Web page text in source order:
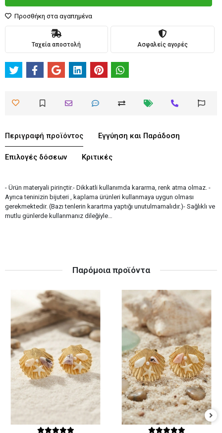
Προσθήκη στα αγαπημένα
Ταχεία αποστολή Ασφαλείς αγορές
Περιγραφή προϊόντος Εγγύηση και Παράδοση
Επιλογές δόσεων Κριτικές
- Ürün materyali pirinçtir.- Dikkatli kullanımda kararma, renk atma olmaz. -
Ayrıca teninizin bijuteri , kaplama ürünleri kullanmaya uygun olması
gerekmektedir. (Bazı tenlerin karartma yaptığı unutulmamalıdır.)- Sağlıklı ve
mutlu günlerde kullanmanız dileğiyle…
Παρόμοια προϊόντα